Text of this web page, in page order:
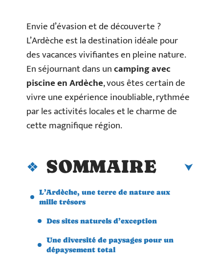
Envie d’évasion et de découverte ?
L’Ardèche est la destination idéale pour
des vacances vivifiantes en pleine nature.
En séjournant dans uncamping avec
piscine en Ardèche, vous êtes certain de
vivre une expérience inoubliable, rythmée
par les activités locales et le charme de
cette magnifique région.
SOMMAIRE
L’Ardèche, une terre de nature aux
mille trésors
Des sites naturels d’exception
Une diversité de paysages pour un
dépaysement total